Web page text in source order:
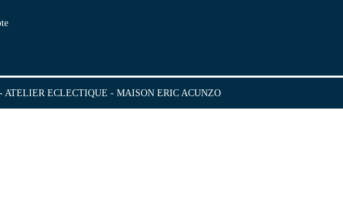
ATELIER ECLECTIQUE - MAISON ERIC ACUNZO